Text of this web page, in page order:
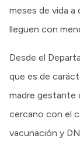
meses de vida
lleguen con
Desde el
que es de
madre gestante
cercano con el
vacunación y